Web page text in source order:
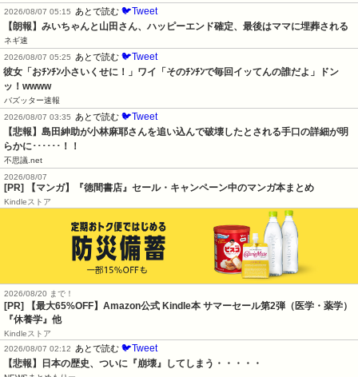
2026/08/07 05:15
あとで読む 🐦Tweet
【朗報】みいちゃんと山田さん、ハッピーエンド確定、最後はママに埋葬される
ネギ速
2026/08/07 05:25
あとで読む 🐦Tweet
彼女「おﾁﾝﾁﾝ小さいくせに！」ワイ「そのﾁﾝﾁﾝで毎回イッてんの誰だよ」ドン
ッ！wwww
バズッター速報
2026/08/07 03:35
あとで読む 🐦Tweet
【悲報】島田紳助が小林麻耶さんを追い込んで破壊したとされる手口の詳細が明
らかに･･････！！
不思議.net
2026/08/07
[PR] 【マンガ】『徳間書店』セール・キャンペーン中のマンガ本まとめ
Kindleストア
2026/08/20 まで！
[PR]
【最大65%OFF】Amazon公式 Kindle本 サマーセール第2弾（医学・薬学）
『休養学』他
Kindleストア
2026/08/07 02:12
あとで読む 🐦Tweet
【悲報】日本の歴史、ついに『崩壊』してしまう・・・・・